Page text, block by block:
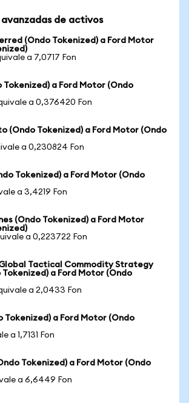
avanzadas de activos
(Ondo Tokenized) a Ford Motor
a 7,0717 Fon
Tokenized) a Ford Motor (Ondo
a 0,376420 Fon
(Ondo Tokenized) a Ford Motor (Ondo
a 0,230824 Fon
Tokenized) a Ford Motor (Ondo
a 3,4219 Fon
(Ondo Tokenized) a Ford Motor
a 0,223722 Fon
Tactical Commodity Strategy
Tokenized) a Ford Motor (Ondo
a 2,0433 Fon
Tokenized) a Ford Motor (Ondo
a 1,7131 Fon
Tokenized) a Ford Motor (Ondo
a 6,6449 Fon